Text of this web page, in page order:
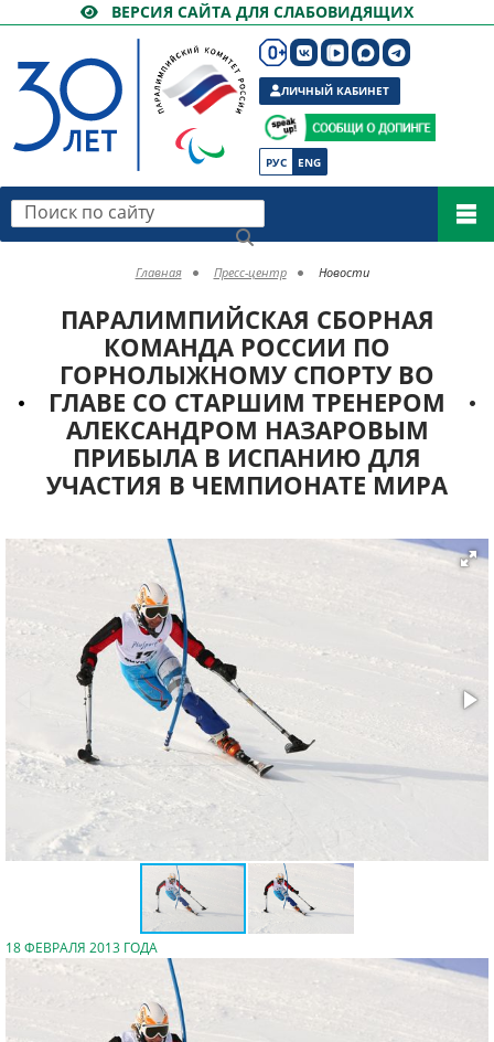
ВЕРСИЯ САЙТА ДЛЯ СЛАБОВИДЯЩИХ
РУС ENG
ЛИЧНЫЙ КАБИНЕТ
Поиск по сайту
Главная Пресс-центр Новости
ПАРАЛИМПИЙСКАЯ СБОРНАЯ
КОМАНДА РОССИИ ПО
ГОРНОЛЫЖНОМУ СПОРТУ ВО
ГЛАВЕ СО СТАРШИМ ТРЕНЕРОМ
АЛЕКСАНДРОМ НАЗАРОВЫМ
ПРИБЫЛА В ИСПАНИЮ ДЛЯ
УЧАСТИЯ В ЧЕМПИОНАТЕ МИРА
18 ФЕВРАЛЯ 2013 ГОДА